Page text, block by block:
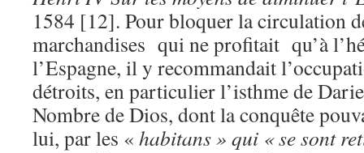
1584 [12]. Pour bloquer la circulation
marchandises qui ne profitait qu’à
l’Espagne, il y recommandait
détroits, en particulier l’isthme de
Nombre de Dios, dont la conquête
lui, par les « habitans » qui « se sont